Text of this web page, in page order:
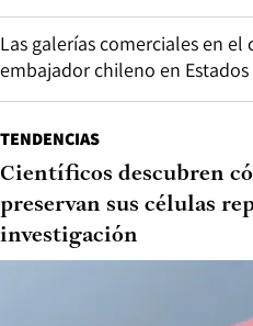
Las galerías comerciales en
embajador chileno en Estados
TENDENCIAS
Científicos descubren
preservan sus células
investigación